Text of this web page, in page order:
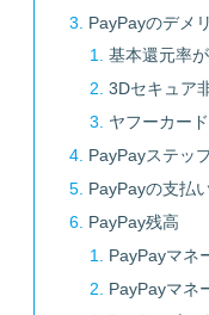
PayPayのデメ
基本還元率
3Dセキュア
ヤフーカー
PayPayステッ
PayPayの支払
PayPay残高
PayPayマネ
PayPayマネ